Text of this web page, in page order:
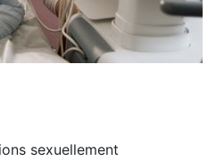
sexuellement